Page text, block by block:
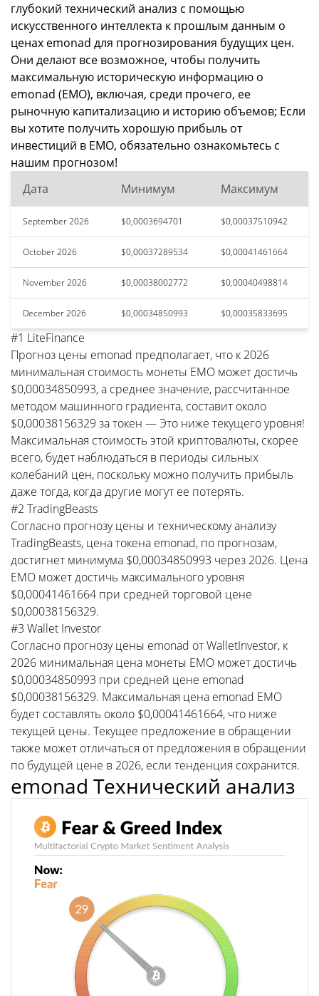
глубокий технический анализ с помощью
искусственного интеллекта к прошлым данным о
ценах emonad для прогнозирования будущих цен.
Они делают все возможное, чтобы получить
максимальную историческую информацию о
emonad (EMO), включая, среди прочего, ее
рыночную капитализацию и историю объемов; Если
вы хотите получить хорошую прибыль от
инвестиций в EMO, обязательно ознакомьтесь с
нашим прогнозом!
Дата
Минимум Максимум
September 2026 $0,0003694701 $0,00037510942
October 2026 $0,00037289534 $0,00041461664
November 2026 $0,00038002772 $0,00040498814
December 2026 $0,00034850993 $0,00035833695
#1 LiteFinance
Прогноз цены emonad предполагает, что к 2026
минимальная стоимость монеты EMO может достичь
$0,00034850993, а среднее значение, рассчитанное
методом машинного градиента, составит около
$0,00038156329 за токен — Это ниже текущего уровня!
Максимальная стоимость этой криптовалюты, скорее
всего, будет наблюдаться в периоды сильных
колебаний цен, поскольку можно получить прибыль
даже тогда, когда другие могут ее потерять.
#2 TradingBeasts
Согласно прогнозу цены и техническому анализу
TradingBeasts, цена токена emonad, по прогнозам,
достигнет минимума $0,00034850993 через 2026. Цена
EMO может достичь максимального уровня
$0,00041461664 при средней торговой цене
$0,00038156329.
#3 Wallet Investor
Согласно прогнозу цены emonad от WalletInvestor, к
2026 минимальная цена монеты EMO может достичь
$0,00034850993 при средней цене emonad
$0,00038156329. Максимальная цена emonad EMO
будет составлять около $0,00041461664, что ниже
текущей цены. Текущее предложение в обращении
также может отличаться от предложения в обращении
по будущей цене в 2026, если тенденция сохранится.
emonad Технический анализ